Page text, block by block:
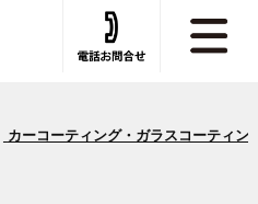
カーコーティング・ガラスコーティン